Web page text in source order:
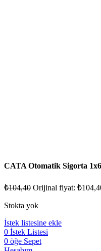
CATA Otomatik Sigorta
₺104,40 Orijinal fiyat:
Stokta yok
İstek listesine ekle
0 İstek Listesi
0 öğe Sepet